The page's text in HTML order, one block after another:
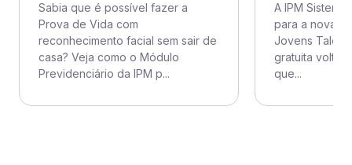
Sabia que é possível fazer a
Prova de Vida com
reconhecimento facial sem sair de
casa? Veja como o Módulo
Previdenciário da IPM p...
A IPM
para a nova
Jovens
gratuita
que...